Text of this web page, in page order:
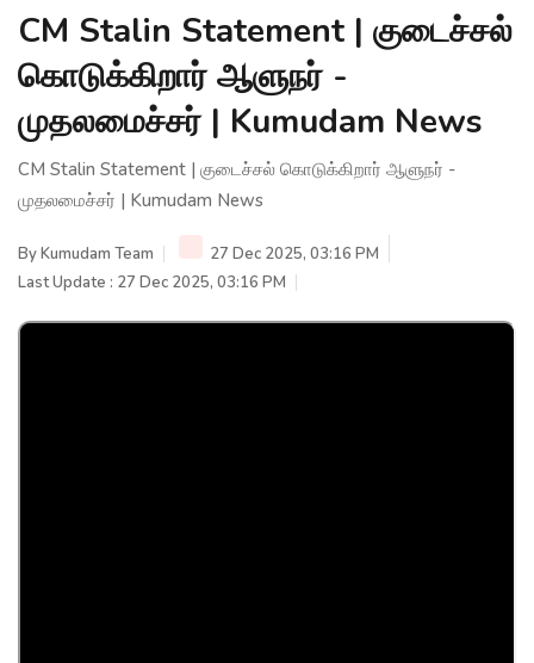
CM Stalin Statement | குடைச்சல்
கொடுக்கிறார் ஆளுநர் -
முதலமைச்சர் | Kumudam News
CM Stalin Statement | குடைச்சல் கொடுக்கிறார் ஆளுநர் -
முதலமைச்சர் | Kumudam News
ByKumudam Team
27 Dec 2025, 03:16 PM
Last Update : 27 Dec 2025, 03:16 PM